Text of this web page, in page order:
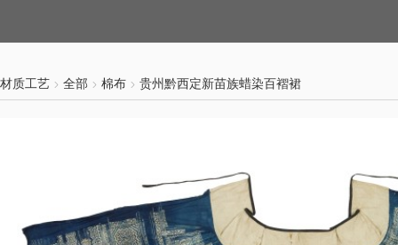
材质工艺 全部 棉布 贵州黔西定新苗族蜡染百褶裙